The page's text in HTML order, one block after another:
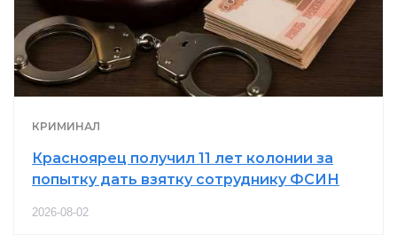
КРИМИНАЛ
Красноярец получил 11 лет колонии за
попытку дать взятку сотруднику ФСИН
2026-08-02